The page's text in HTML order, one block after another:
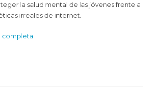
la salud mental de las jóvenes frente a
irreales de internet.
completa